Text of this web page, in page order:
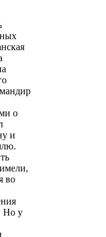
о
и
во
Но у